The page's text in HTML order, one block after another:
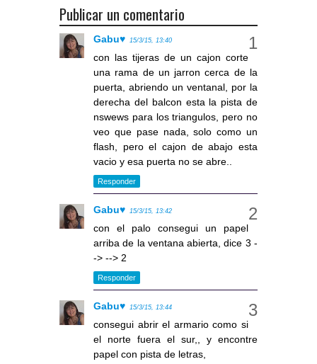
Publicar un comentario
Gabu♥ 15/3/15, 13:40
con las tijeras de un cajon corte
una rama de un jarron cerca de la
puerta, abriendo un ventanal, por la
derecha del balcon esta la pista de
nswews para los triangulos, pero no
veo que pase nada, solo como un
flash, pero el cajon de abajo esta
vacio y esa puerta no se abre..
Responder
Gabu♥ 15/3/15, 13:42
con el palo consegui un papel
arriba de la ventana abierta, dice 3 -
-> --> 2
Responder
Gabu♥ 15/3/15, 13:44
consegui abrir el armario como si
el norte fuera el sur,, y encontre
papel con pista de letras,